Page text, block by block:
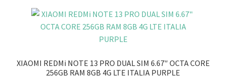
XIAOMI REDMi NOTE 13 PRO DUAL SIM 6.67″ OCTA CORE
256GB RAM 8GB 4G LTE ITALIA PURPLE